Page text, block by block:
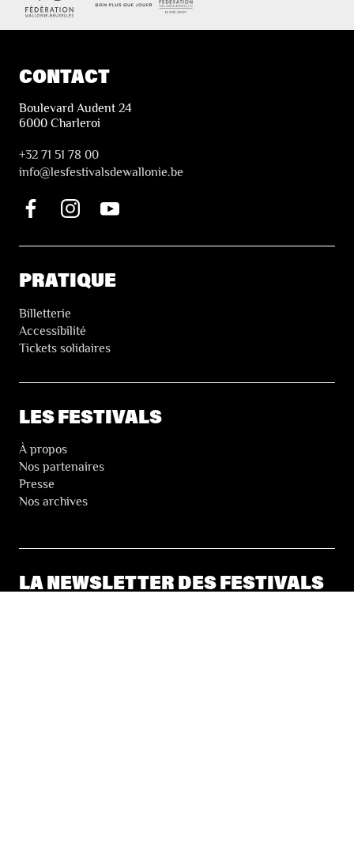
CONTACT
Boulevard Audent 24
6000 Charleroi
+32 71 51 78 00
info@lesfestivalsdewallonie.be
PRATIQUE
Billetterie
Accessibilité
Tickets solidaires
LES FESTIVALS
À propos
Nos partenaires
Presse
Nos archives
LA NEWSLETTER DES FESTIVALS